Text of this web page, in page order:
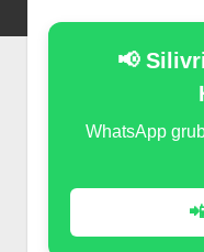
📢
WhatsApp